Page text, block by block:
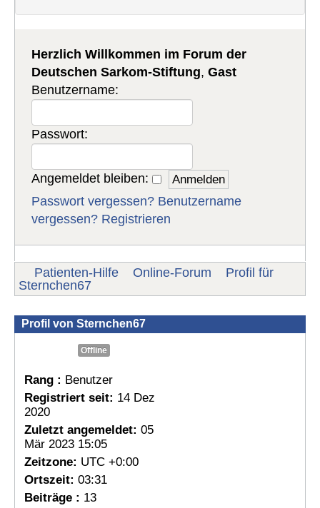
Herzlich Willkommen im Forum der
Deutschen Sarkom-Stiftung,Gast
Benutzername:
Passwort:
Angemeldet bleiben:
Passwort vergessen? Benutzername
vergessen? Registrieren
Patienten-Hilfe Online-Forum
Profil für
Sternchen67
Profil von Sternchen67
Offline
Rang : Benutzer
Registriert seit: 14 Dez
2020
Zuletzt angemeldet: 05
Mär 2023 15:05
Zeitzone: UTC +0:00
Ortszeit: 03:31
Beiträge : 13